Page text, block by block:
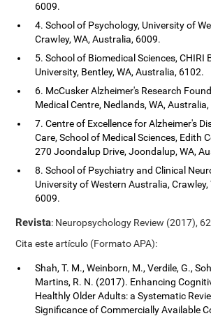
6009.
4. School of Psychology, University of
Crawley, WA, Australia, 6009.
5. School of Biomedical Sciences, CHIRI
University, Bentley, WA, Australia, 6102.
6. McCusker Alzheimer's Research
Medical Centre, Nedlands, WA,
7. Centre of Excellence for Alzheimer's
Care, School of Medical Sciences, Edith
270 Joondalup Drive, Joondalup, WA,
8. School of Psychiatry and Clinical
University of Western Australia, Crawley,
6009.
Revista: Neuropsychology Review (2017),
Cita este artículo (Formato APA):
Shah, T. M., Weinborn, M., Verdile, G.,
Martins, R. N. (2017). Enhancing
Healthly Older Adults: a Systematic
Significance of Commercially Available